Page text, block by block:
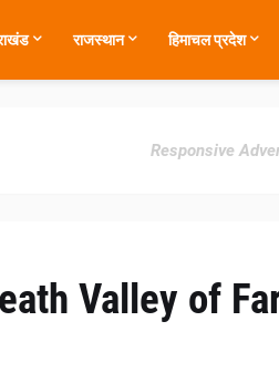
राजस्थान हिमाचल प्रदेश
Responsive
Valley of